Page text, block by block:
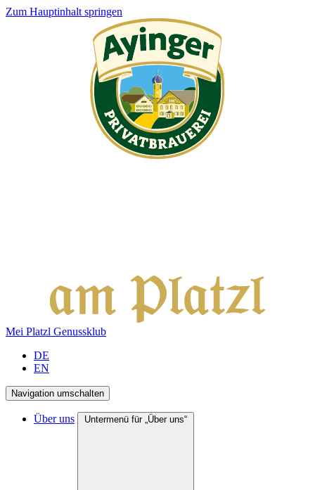
Zum Hauptinhalt springen
Mei Platzl Genussklub
DE
EN
Navigation umschalten
Über uns Untermenü für „Über uns“